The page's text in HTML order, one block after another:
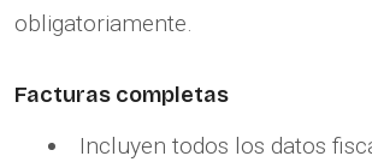
obligatoriamente.
Facturas completas
Incluyen todos los datos